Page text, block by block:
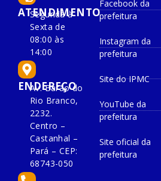
ATENDIMENTO
Segunda à
Sexta de
08:00 às
14:00
ENDEREÇO
Av. Barão do
Rio Branco,
2232.
Centro –
Castanhal –
Pará – CEP:
68743-050
Facebook da
prefeitura
Instagram da
prefeitura
Site do IPMC
YouTube da
prefeitura
Site oficial da
prefeitura